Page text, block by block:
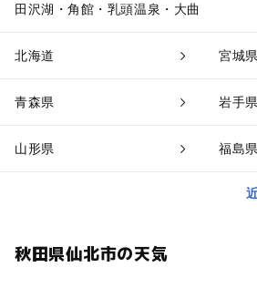
田沢湖・角館・乳頭温泉・大曲
北海道 宮城県
青森県 岩手県
山形県 福島県
秋田県仙北市の天気